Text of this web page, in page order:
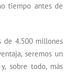
tiempo antes de
de 4.500 millones
seremos un
sobre todo, más